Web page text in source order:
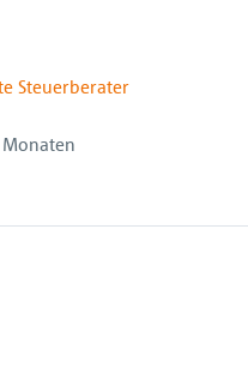
Steuerberater
: